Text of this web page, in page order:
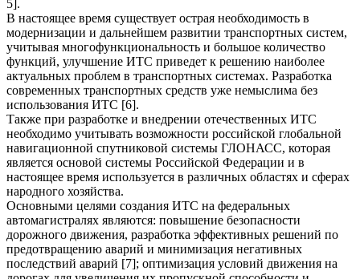
5].
В настоящее время существует острая необходимость в
модернизации и дальнейшем развитии транспортных систем,
учитывая многофункциональность и большое количество
функций, улучшение ИТС приведет к решению наиболее
актуальных проблем в транспортных системах. Разработка
современных транспортных средств уже немыслима без
использования ИТС [6].
Также при разработке и внедрении отечественных ИТС
необходимо учитывать возможности российской глобальной
навигационной спутниковой системы ГЛОНАСС, которая
является основой системы Российской Федерации и в
настоящее время используется в различных областях и сферах
народного хозяйства.
Основными целями создания ИТС на федеральных
автомагистралях являются: повышение безопасности
дорожного движения, разработка эффективных решений по
предотвращению аварий и минимизация негативных
последствий аварий [7]; оптимизация условий движения на